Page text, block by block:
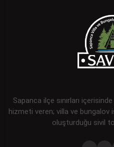
Sapanca ilçe sınırları
hizmeti veren; villa ve bungalov
oluşturduğu sivil